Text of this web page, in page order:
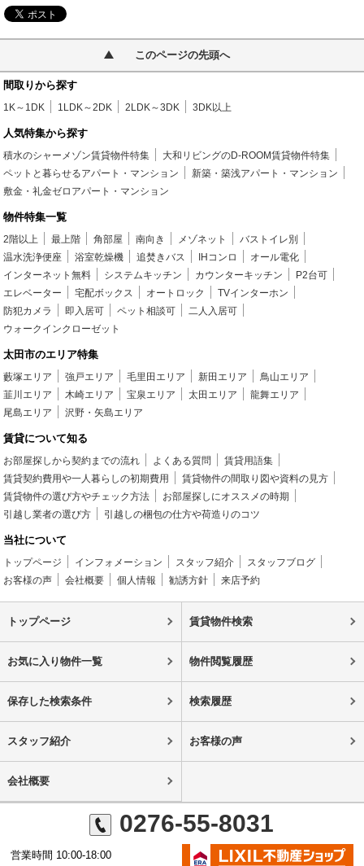
このページの先頭へ
間取りから探す
1K～1DK 1LDK～2DK 2LDK～3DK 3DK以上
人気特集から探す
積水のシャーメゾン賃貸物件特集
大和リビングのD-ROOM賃貸物件特集
ペットと暮らせるアパート・マンション
新築・築浅アパート・マンション
敷金・礼金ゼロアパート・マンション
物件特集一覧
2階以上 最上階 角部屋 南向き メゾネット
バストイレ別
温水洗浄便座
浴室乾燥機 追焚きバス IHコンロ
オール電化
インターネット無料
システムキッチン カウンターキッチン
P2台可
エレベーター
宅配ボックス オートロック
TVインターホン
防犯カメラ
即入居可 ペット相談可
二人入居可
ウォークインクローゼット
太田市のエリア特集
藪塚エリア 強戸エリア 毛里田エリア 新田エリア
鳥山エリア
韮川エリア
木崎エリア 宝泉エリア 太田エリア
龍舞エリア
尾島エリア
沢野・矢島エリア
賃貸について知る
お部屋探しから契約までの流れ よくある質問
賃貸用語集
賃貸契約費用や一人暮らしの初期費用
賃貸物件の間取り図や資料の見方
賃貸物件の選び方やチェック方法
お部屋探しにオススメの時期
引越し業者の選び方
引越しの梱包の仕方や荷造りのコツ
当社について
トップページ インフォメーション スタッフ紹介
スタッフブログ
お客様の声
会社概要 個人情報 勧誘方針 来店予約
トップページ 賃貸物件検索
お気に入り物件一覧 物件閲覧履歴
保存した検索条件 検索履歴
スタッフ紹介 お客様の声
会社概要
0276-55-8031
営業時間 10:00-18:00